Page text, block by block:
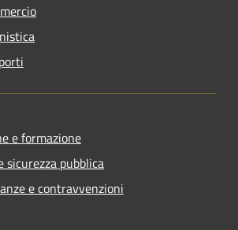
e formazione
sicurezza pubblica
e contravvenzioni